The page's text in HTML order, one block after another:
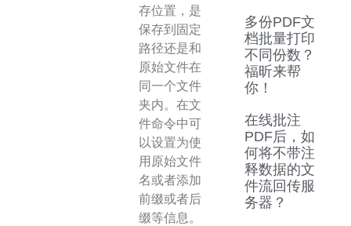
存位置，是
保存到固定
路径还是和
原始文件在
同一个文件
夹内。在文
件命令中可
以设置为使
用原始文件
名或者添加
前缀或者后
缀等信息。
多份PDF文
档批量打印
不同份数？
福昕来帮
你！
在线批注
PDF后，如
何将不带注
释数据的文
件流回传服
务器？